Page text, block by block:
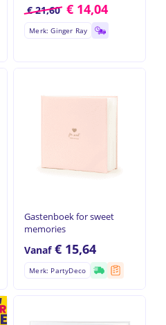
€21,60 € 14,04
Merk: Ginger Ray
Gastenboek for sweet
memories
Vanaf€ 15,64
Merk: PartyDeco